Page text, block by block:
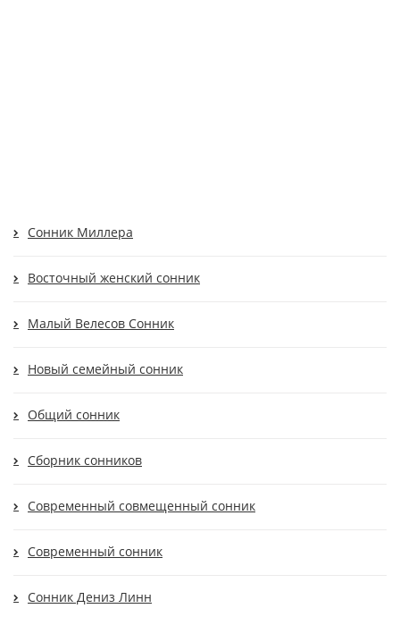
Cонник Миллера
Восточный женский сонник
Малый Велесов Сонник
Новый семейный сонник
Общий сонник
Сборник сонников
Современный совмещенный сонник
Современный сонник
Сонник Дениз Линн